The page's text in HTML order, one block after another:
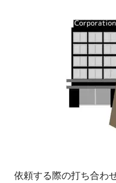
依頼する際の打ち合わ